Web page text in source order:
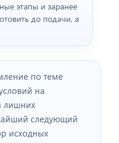
этапы и заранее
до подачи, а
по теме
на
лишних
следующий
исходных